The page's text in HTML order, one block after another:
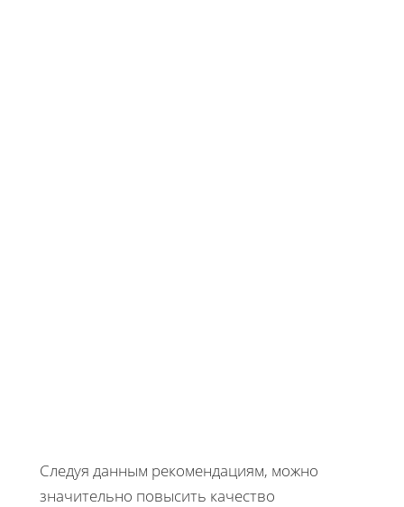
Следуя данным рекомендациям, можно
значительно повысить качество